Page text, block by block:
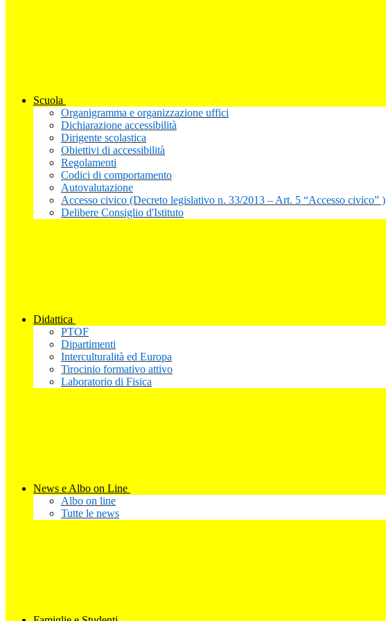
Scuola
Organigramma e organizzazione uffici
Dichiarazione accessibilità
Dirigente scolastica
Obiettivi di accessibilità
Regolamenti
Codici di comportamento
Autovalutazione
Accesso civico (Decreto legislativo n. 33/2013 – Art. 5 “Accesso civico” )
Delibere Consiglio d'Istituto
Didattica
PTOF
Dipartimenti
Interculturalità ed Europa
Tirocinio formativo attivo
Laboratorio di Fisica
News e Albo on Line
Albo on line
Tutte le news